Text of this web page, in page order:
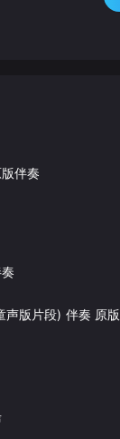
伴奏
版片段) 伴奏 原版